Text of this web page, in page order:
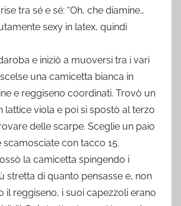
tra sé e sé: “Oh, che diamine…
sexy in latex, quindi
e iniziò a muoversi tra i vari
una camicetta bianca in
e reggiseno coordinati. Trovò un
lattice viola e poi si spostò al terzo
delle scarpe. Sceglie un paio
scamosciate con tacco 15.
la camicetta spingendo i
stretta di quanto pensasse e, non
il reggiseno, i suoi capezzoli erano